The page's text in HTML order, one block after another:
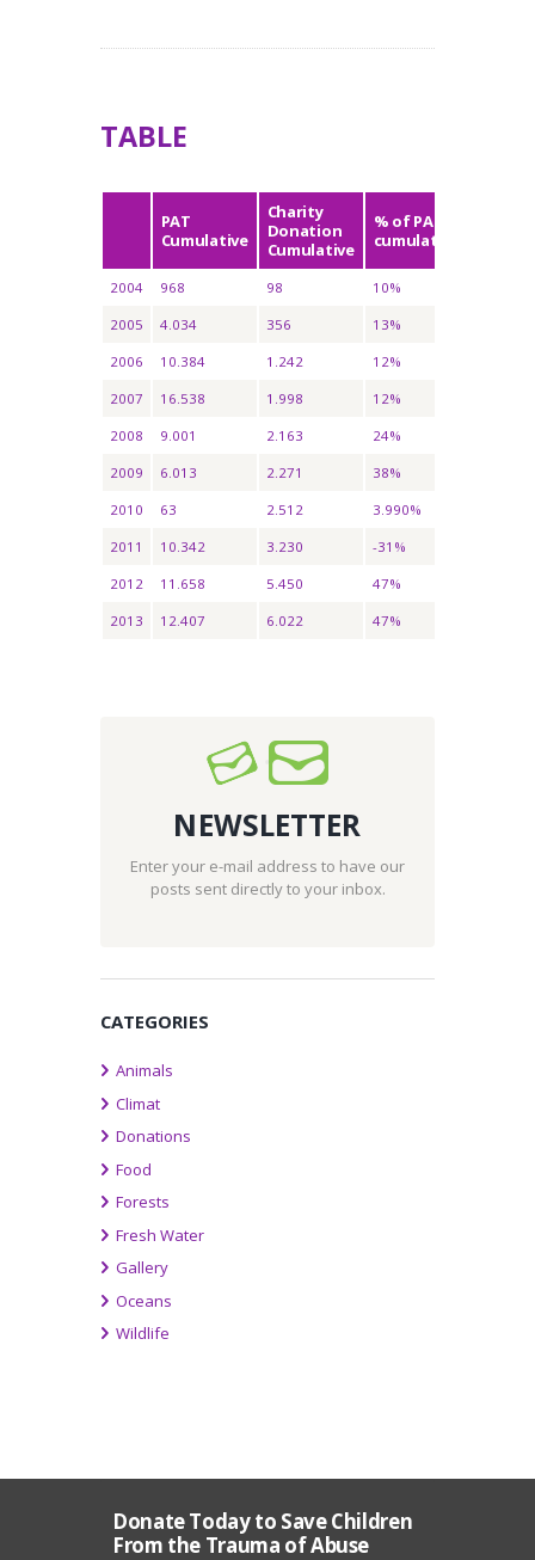
TABLE
PAT
Cumulative
Charity
Donation
Cumulative
% of PAT
cumulative
2004 968 98 10%
2005 4.034 356 13%
2006 10.384 1.242 12%
2007 16.538 1.998 12%
2008 9.001 2.163 24%
2009 6.013 2.271 38%
2010 63 2.512 3.990%
2011 10.342 3.230 -31%
2012 11.658 5.450 47%
2013 12.407 6.022 47%
NEWSLETTER
Enter your e-mail address to have our
posts sent directly to your inbox.
CATEGORIES
Animals
Climat
Donations
Food
Forests
Fresh Water
Gallery
Oceans
Wildlife
Donate Today to Save Children
From the Trauma of Abuse